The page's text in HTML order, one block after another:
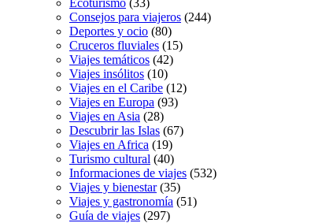
Ecoturismo (33)
Consejos para viajeros (244)
Deportes y ocio (80)
Cruceros fluviales (15)
Viajes temáticos (42)
Viajes insólitos (10)
Viajes en el Caribe (12)
Viajes en Europa (93)
Viajes en Asia (28)
Descubrir las Islas (67)
Viajes en Africa (19)
Turismo cultural (40)
Informaciones de viajes (532)
Viajes y bienestar(35)
Viajes y gastronomía (51)
Guía de viajes (297)